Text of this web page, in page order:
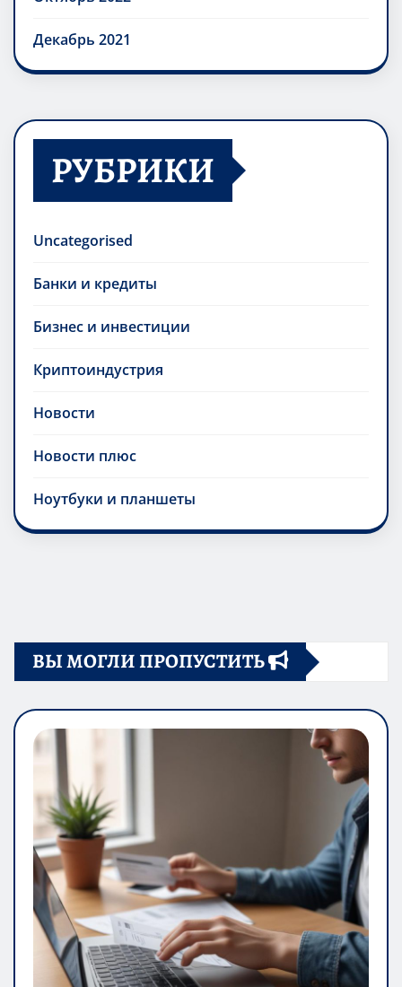
Декабрь 2021
РУБРИКИ
Uncategorised
Банки и кредиты
Бизнес и инвестиции
Криптоиндустрия
Новости
Новости плюс
Ноутбуки и планшеты
ВЫ МОГЛИ ПРОПУСТИТЬ